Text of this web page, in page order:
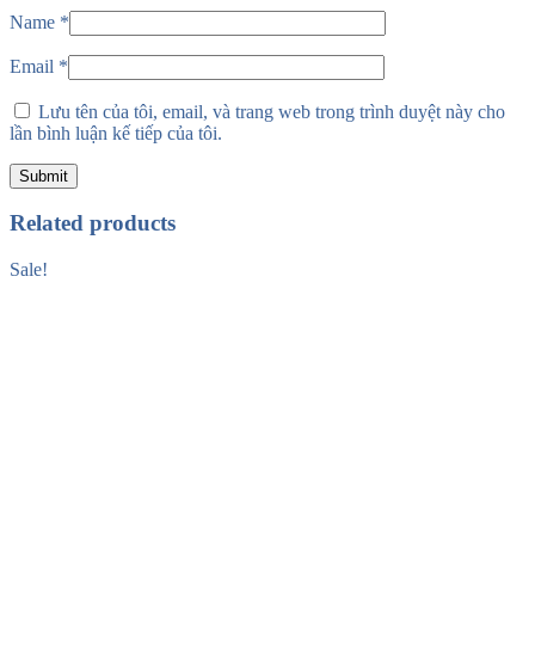
Name *
Email *
Lưu tên của tôi, email, và trang web trong trình duyệt này cho
lần bình luận kế tiếp của tôi.
Related products
Sale!